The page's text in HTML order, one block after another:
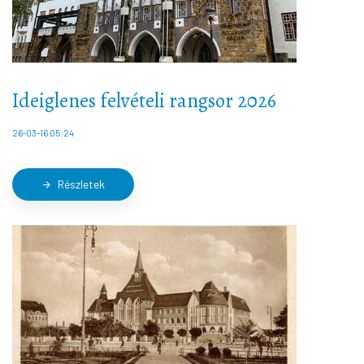
Ideiglenes felvételi rangsor 2026
26-03-16 05:24
arrow_forward Részletek